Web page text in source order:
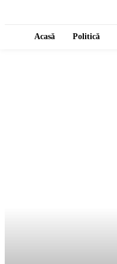
Acasă Politică